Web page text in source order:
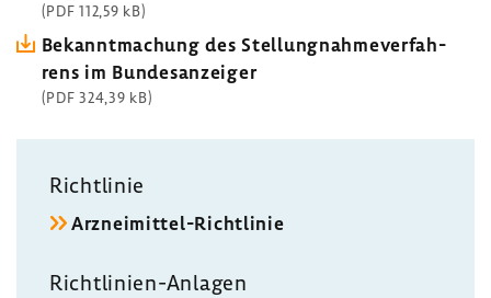
(PDF 112,59 kB)
Bekannt­ma­chung des Stel­lung­nah­me­ver­fah­
rens im Bundes­an­zeiger
(PDF 324,39 kB)
Richt­linie
Arzneimittel-​Richtlinie
Richtlinien-​Anlagen